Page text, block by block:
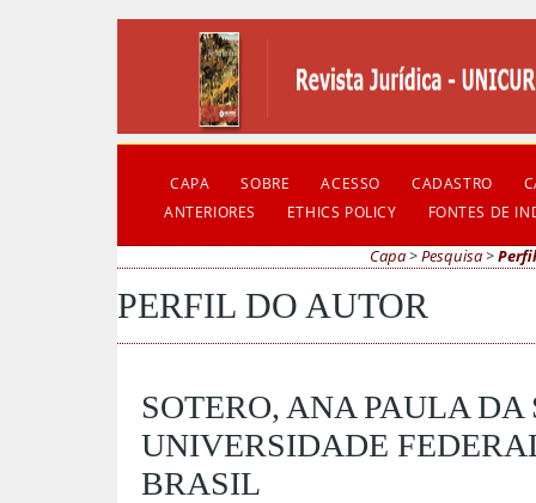
CAPA SOBRE ACESSO CADASTRO
ANTERIORES
ETHICS POLICY FONTES DE
Capa>Pesquisa>
PERFIL DO AUTOR
SOTERO, ANA PAULA DA
UNIVERSIDADE
BRASIL